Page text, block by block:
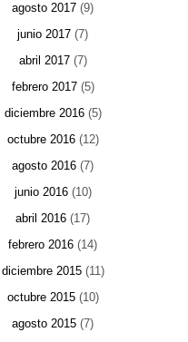
agosto 2017 (9)
junio 2017 (7)
abril 2017(7)
febrero 2017(5)
diciembre 2016(5)
octubre 2016(12)
agosto 2016 (7)
junio 2016(10)
abril 2016 (17)
febrero 2016 (14)
diciembre 2015(11)
octubre 2015(10)
agosto 2015 (7)